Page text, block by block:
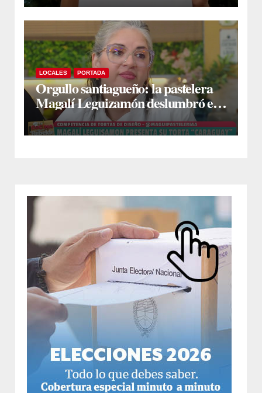
LOCALES PORTADA
Orgullo santiagueño: la pastelera
Magalí Leguizamón deslumbró en
Canal 13 con su torta “Caraguay” y
ganó la competencia